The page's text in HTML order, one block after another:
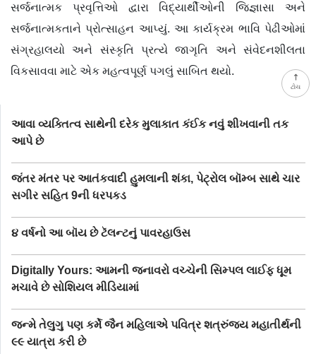
ટોચ
સર્જનાત્મક પ્રવૃત્તિઓ દ્વારા વિદ્યાર્થીઓની જિજ્ઞાસા અને
સર્જનાત્મકતાને પ્રોત્સાહન આપ્યું. આ કાર્યક્રમ ભાવિ પેઢીઓમાં
સંગ્રહાલયો અને સંસ્કૃતિ પ્રત્યે જાગૃતિ અને સંવેદનશીલતા
વિકસાવવા માટે એક મહત્વપૂર્ણ પગલું સાબિત થયો.
આવા વ્યક્તિત્વ સાથેની દરેક મુલાકાત કંઈક નવું શીખવાની તક
આપે છે
જંતર મંતર પર આતંકવાદી હુમલાની શંકા, પેટ્રોલ બૉમ્બ સાથે ચાર
સગીર સહિત 9ની ધરપકડ
૪ વર્ષનો આ બૉય છે ટૅલન્ટનું પાવરહાઉસ
Digitally Yours: આમની જનાવરો વચ્ચેની સિમ્પલ લાઈફ ધૂમ
મચાવે છે સોશિયલ મીડિયામાં
જન્મે તેલુગુ પણ કર્મે જૈન મહિલાએ પવિત્ર શત્રુંજય મહાતીર્થની
૯૯ યાત્રા કરી છે